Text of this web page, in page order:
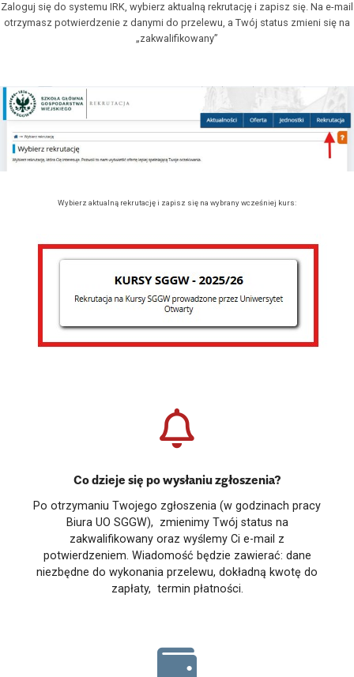
Zaloguj się do systemu IRK, wybierz aktualną rekrutację i zapisz się. Na e-mail
otrzymasz potwierdzenie z danymi do przelewu, a Twój status zmieni się na
„zakwalifikowany”
Wybierz aktualną rekrutację i zapisz się na wybrany wcześniej kurs:
Co dzieje się po wysłaniu zgłoszenia?
Po otrzymaniu Twojego zgłoszenia (w godzinach pracy
Biura UO SGGW), zmienimy Twój status na
zakwalifikowany oraz wyślemy Ci e-mail z
potwierdzeniem. Wiadomość będzie zawierać: dane
niezbędne do wykonania przelewu, dokładną kwotę do
zapłaty, termin płatności.